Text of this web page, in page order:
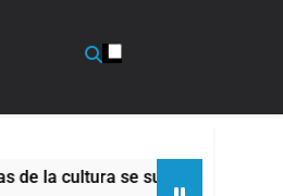
cultura se sumaron a la marcha